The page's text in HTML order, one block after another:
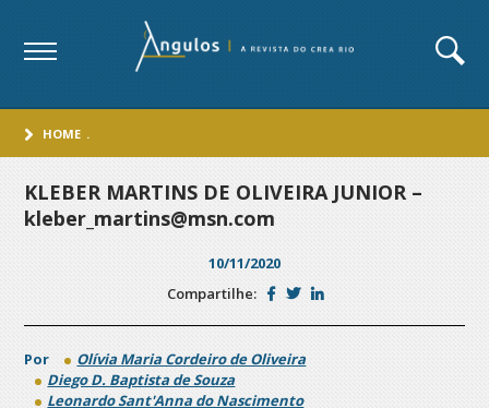
HOME .
KLEBER MARTINS DE OLIVEIRA JUNIOR –
kleber_martins@msn.com
10/11/2020
Compartilhe:
Por
Olívia Maria Cordeiro de Oliveira
Diego D. Baptista de Souza
Leonardo Sant'Anna do Nascimento